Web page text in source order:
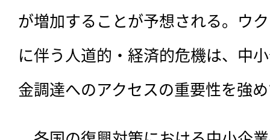
が増加することが予想される。ウ
に伴う人道的・経済的危機は、中
金調達へのアクセスの重要性を強